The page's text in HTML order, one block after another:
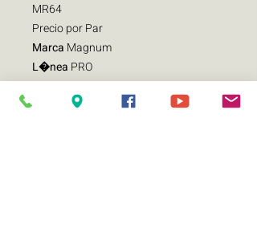
MR64
Precio por Par
Marca Magnum
L�nea PRO
ModeloPRO MR64
Potencia RMS
150 W